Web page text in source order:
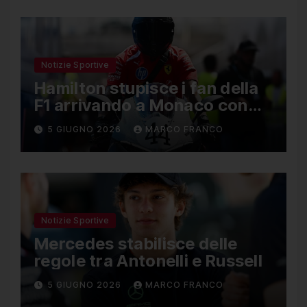
Notizie Sportive
Hamilton stupisce i fan della
F1 arrivando a Monaco con
una Ducati in edizione
limitata
5 GIUGNO 2026 MARCO FRANCO
Notizie Sportive
Mercedes stabilisce delle
regole tra Antonelli e Russell
5 GIUGNO 2026 MARCO FRANCO